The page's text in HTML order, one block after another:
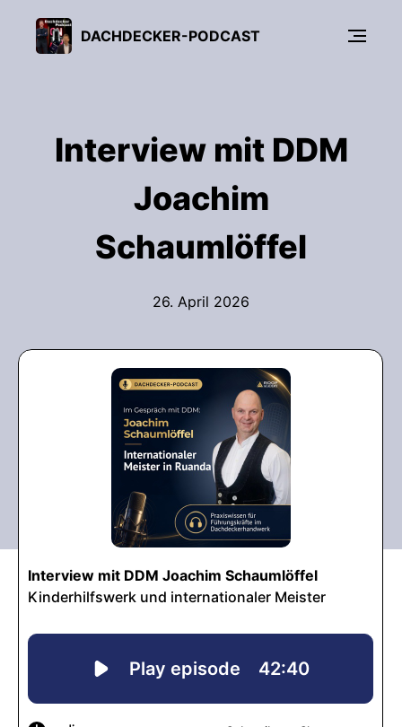
DACHDECKER-PODCAST
Interview mit DDM
Joachim
Schaumlöffel
26. April 2026